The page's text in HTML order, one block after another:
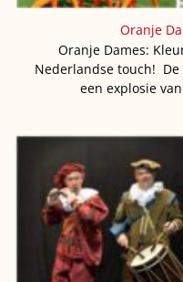
Oranje
Oranje Dames:
Nederlandse touch!
een explosie